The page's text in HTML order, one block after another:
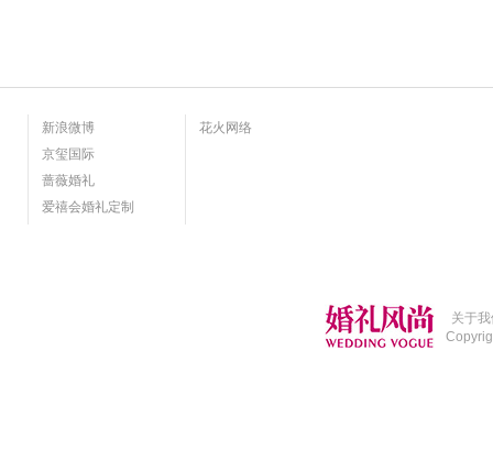
新浪微博
京玺国际
蔷薇婚礼
爱禧会婚礼定制
花火网络
关于